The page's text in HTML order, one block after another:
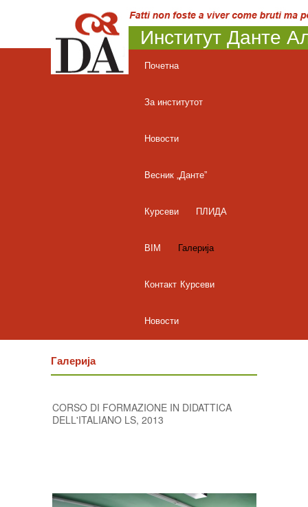
Институт Данте
Почетна
За институтот
Новости
Весник „Данте”
Курсеви ПЛИДА
BIM Галерија
Контакт Курсеви
Новости
Галерија
CORSO DI FORMAZIONE IN DIDATTICA
DELL'ITALIANO LS, 2013